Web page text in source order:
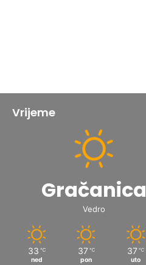
Vrijeme
Gračanica
Vedro
33 ℃
ned
37 ℃
pon
37 ℃
uto